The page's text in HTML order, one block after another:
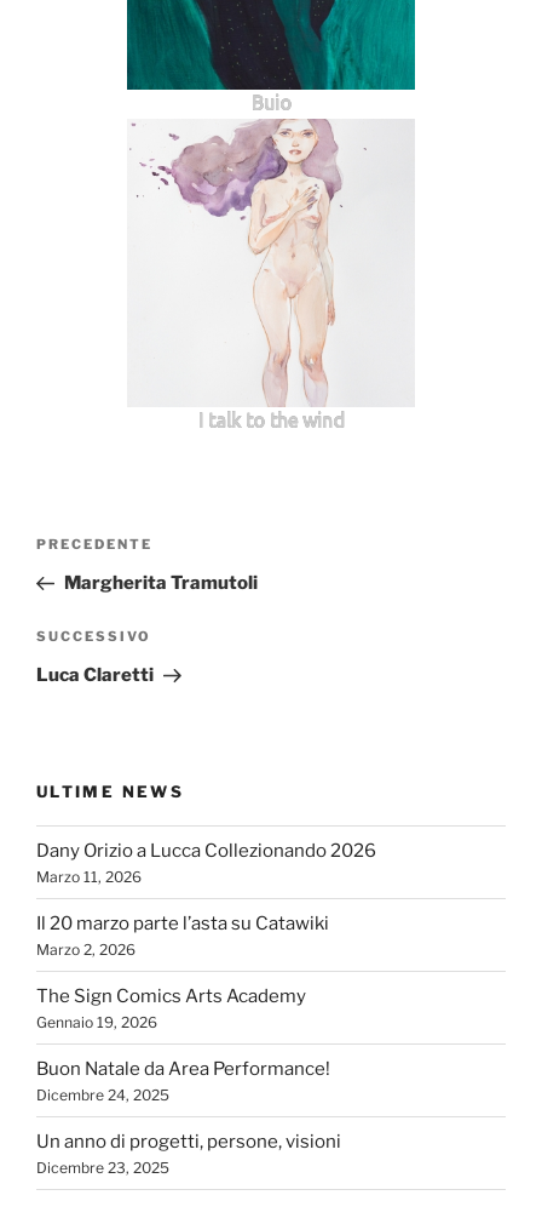
Buio
I talk to the wind
Navigazione
Articolo
precedente:
PRECEDENTE
Margherita Tramutoli
Articolo
successivo
SUCCESSIVO
Luca Claretti
ULTIME NEWS
Dany Orizio a Lucca Collezionando 2026
Marzo 11, 2026
Il 20 marzo parte l’asta su Catawiki
Marzo 2, 2026
The Sign Comics Arts Academy
Gennaio 19, 2026
Buon Natale da Area Performance!
Dicembre 24, 2025
Un anno di progetti, persone, visioni
Dicembre 23, 2025